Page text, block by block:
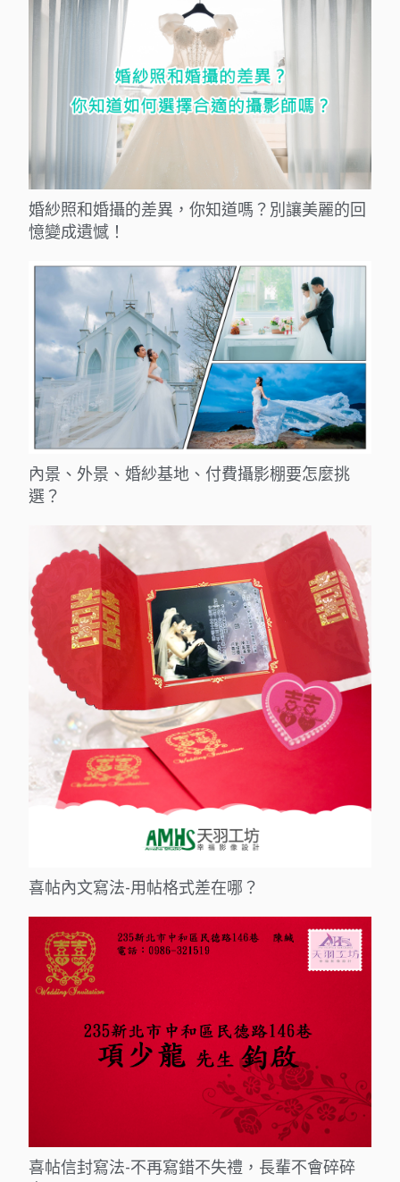
婚紗照和婚攝的差異，你知道嗎？別讓美麗的回
憶變成遺憾！
內景、外景、婚紗基地、付費攝影棚要怎麼挑
選？
喜帖內文寫法-用帖格式差在哪？
喜帖信封寫法-不再寫錯不失禮，長輩不會碎碎